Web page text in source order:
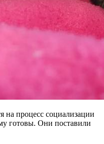
процесс социализации
готовы. Они поставили